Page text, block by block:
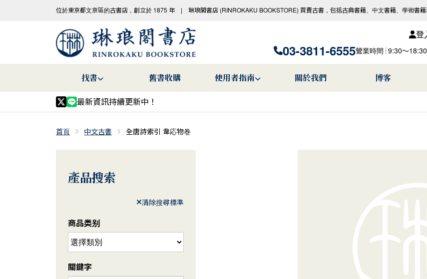
位於東京都文京區的古書店，創立於 1875 年 | 琳琅閣書店 (RINROKAKU BOOKSTORE) 買賣古書，包括古典書籍、中文書籍、學術書籍
登
03-3811-6555營業時間 9:30〜
找書 舊書收購 使用者指南 關於我們 博客
最新資訊持續更新中！
首頁 中文古書 全唐詩索引 韋応物巻
產品搜索
清除搜尋標準
商品类别
關鍵字